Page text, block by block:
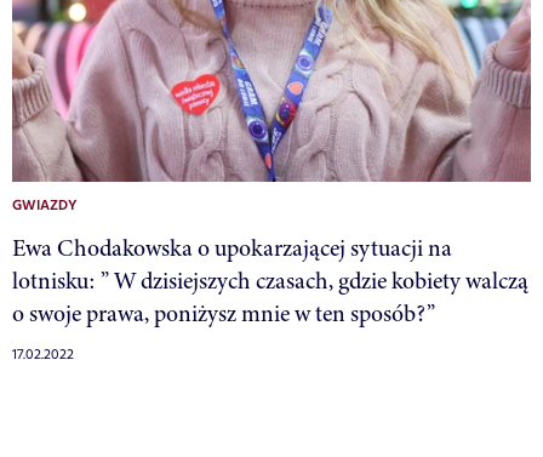
GWIAZDY
Ewa Chodakowska o upokarzającej sytuacji na
lotnisku: ” W dzisiejszych czasach, gdzie kobiety walczą
o swoje prawa, poniżysz mnie w ten sposób?”
17.02.2022